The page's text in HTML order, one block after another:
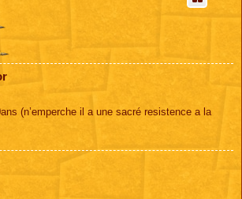
(n’emperche il a une sacré resistence a la